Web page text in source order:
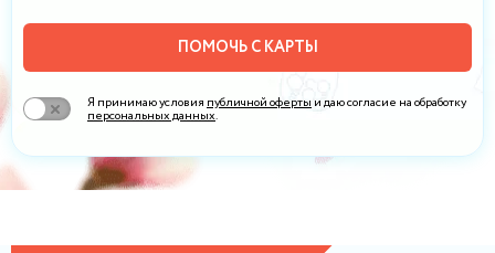
ПОМОЧЬ С КАРТЫ
Я принимаю условия публичной оферты и даю согласие на обработку
персональных данных.